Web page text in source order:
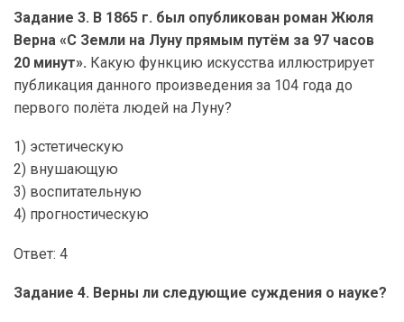
Задание 3. В 1865 г. был опубликован роман Жюля
Верна «С Земли на Луну прямым путём за 97 часов
20 минут». Какую функцию искусства иллюстрирует
публикация данного произведения за 104 года до
первого полёта людей на Луну?
1) эстетическую
2) внушающую
3) воспитательную
4) прогностическую
Ответ: 4
Задание 4. Верны ли следующие суждения о науке?